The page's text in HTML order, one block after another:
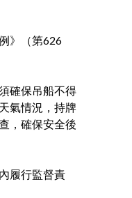
》（第626
確保吊船不得
氣情況，持牌
，確保安全後
履行監督責